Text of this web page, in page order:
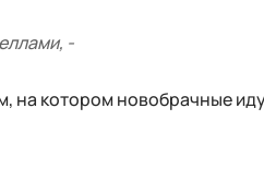
-
на котором новобрачные